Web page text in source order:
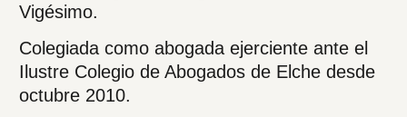
Vigésimo.
Colegiada como abogada ejerciente ante el
Ilustre Colegio de Abogados de Elche desde
octubre 2010.